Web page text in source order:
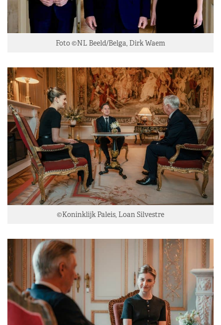
Foto ©NL Beeld/Belga, Dirk Waem
©Koninklijk Paleis, Loan Silvestre